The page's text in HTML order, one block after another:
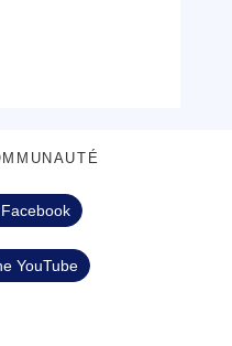
YouTube